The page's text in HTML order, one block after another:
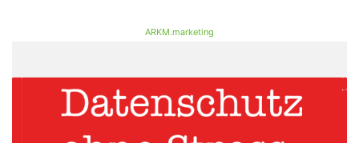
ARKM.marketing